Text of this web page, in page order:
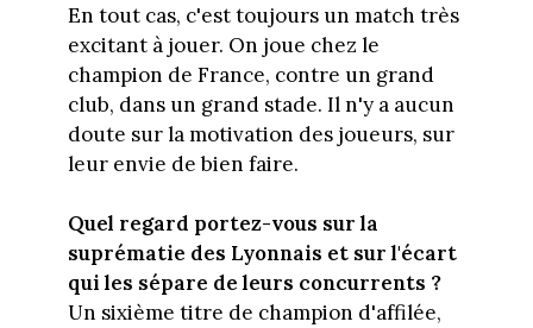
En tout cas, c'est toujours un match très
excitant à jouer. On joue chez le
champion de France, contre un grand
club, dans un grand stade. Il n'y a aucun
doute sur la motivation des joueurs, sur
leur envie de bien faire.
Quel regard portez-vous sur la
suprématie des Lyonnais et sur l'écart
qui les sépare de leurs concurrents ?
Un sixième titre de champion d'affilée,